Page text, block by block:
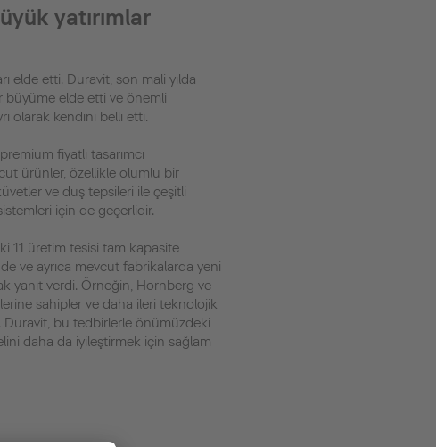
yatırımlar
elde etti. Duravit, son mali yılda
büyüme elde etti ve önemli
olarak kendini belli etti.
fiyatlı tasarımcı
ürünler, özellikle olumlu bir
ve duş tepsileri ile çeşitli
için de geçerlidir.
11 üretim tesisi tam kapasite
ve ayrıca mevcut fabrikalarda yeni
yanıt verdi. Örneğin, Hornberg ve
sahipler ve daha ileri teknolojik
Duravit, bu tedbirlerle önümüzdeki
daha da iyileştirmek için sağlam